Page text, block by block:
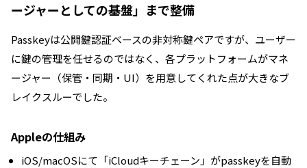
ージャーとしての基盤」まで整備
Passkeyは公開鍵認証ベースの非対称鍵ペアですが、ユーザー
に鍵の管理を任せるのではなく、各プラットフォームがマネ
ージャー（保管・同期・UI）を用意してくれた点が大きなブ
レイクスルーでした。
Appleの仕組み
iOS/macOSにて「iCloudキーチェーン」がpasskeyを自動